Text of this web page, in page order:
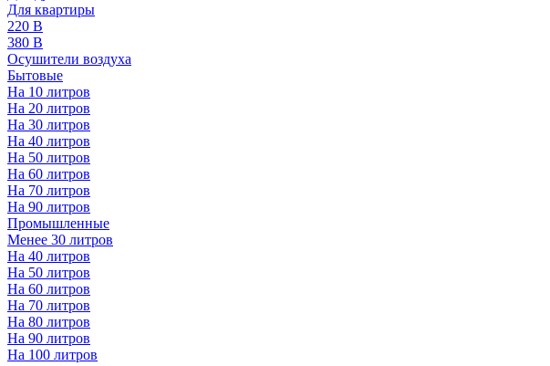
Для квартиры
220 В
380 В
Осушители воздуха
Бытовые
На 10 литров
На 20 литров
На 30 литров
На 40 литров
На 50 литров
На 60 литров
На 70 литров
На 90 литров
Промышленные
Менее 30 литров
На 40 литров
На 50 литров
На 60 литров
На 70 литров
На 80 литров
На 90 литров
На 100 литров